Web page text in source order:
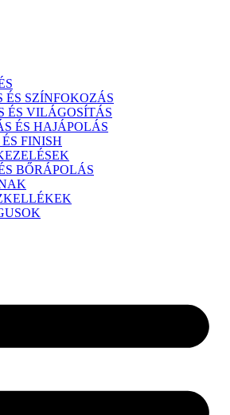
ÉS SZÍNFOKOZÁS
ÉS VILÁGOSÍTÁS
ÉS HAJÁPOLÁS
FINISH
BŐRÁPOLÁS